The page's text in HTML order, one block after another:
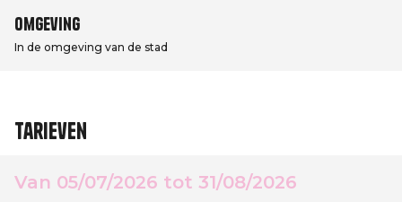
Omgeving
In de omgeving van de stad
Tarieven
Van 05/07/2026 tot 31/08/2026